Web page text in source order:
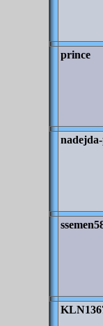
prince